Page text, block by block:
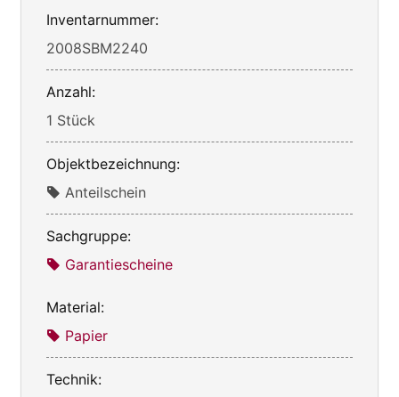
Inventarnummer:
2008SBM2240
Anzahl:
1 Stück
Objektbezeichnung:
Anteilschein
Sachgruppe:
Garantiescheine
Material:
Papier
Technik: